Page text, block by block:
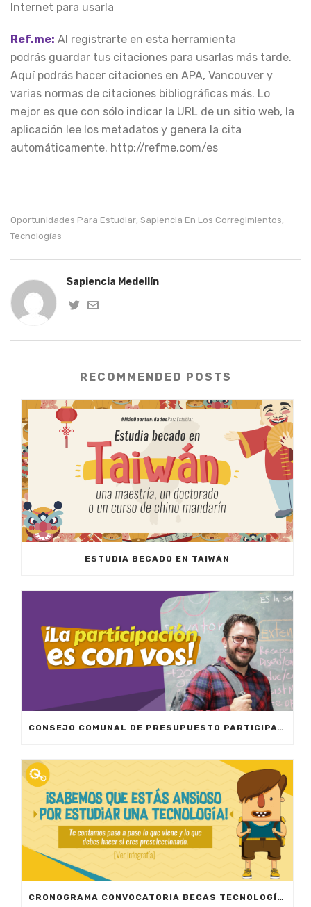
Internet para usarla
Ref.me: Al registrarte en esta herramienta
podrás guardar tus citaciones para usarlas más tarde.
Aquí podrás hacer citaciones en APA, Vancouver y
varias normas de citaciones bibliográficas más. Lo
mejor es que con sólo indicar la URL de un sitio web, la
aplicación lee los metadatos y genera la cita
automáticamente. http://refme.com/es
Oportunidades Para Estudiar, Sapiencia En Los Corregimientos,
Tecnologías
Sapiencia Medellín
RECOMMENDED POSTS
ESTUDIA BECADO EN TAIWÁN
CONSEJO COMUNAL DE PRESUPUESTO PARTICIPATIVO
CRONOGRAMA CONVOCATORIA BECAS TECNOLOGÍAS